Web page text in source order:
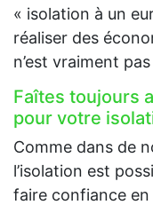
« isolation à un
réaliser des
n’est vraiment
Faîtes toujours
pour votre
Comme dans de
l’isolation est
faire confiance en